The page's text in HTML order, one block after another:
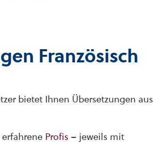
Französisch
bietet Ihnen Übersetzungen aus
Profis – jeweils mit